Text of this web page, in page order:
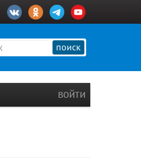
поиск
войти